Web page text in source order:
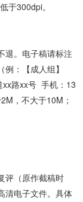
于300dpi。
退。电子稿请标注
：【成人组】
xx路xx号 手机：13
，不大于10M；
评（原作截稿时
清电子文件。具体